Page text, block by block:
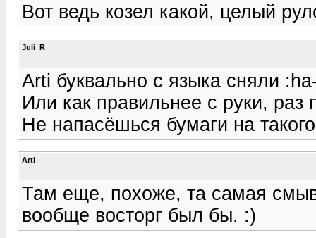
Вот ведь козел какой, целый
Juli_R
Arti буквально с языка сняли
Или как правильнее с руки,
Не напасёшься бумаги на
Arti
Там еще, похоже, та самая
вообще восторг был бы. :)